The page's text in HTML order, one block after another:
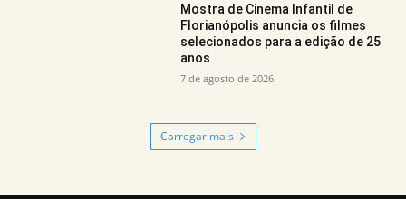
Mostra de Cinema Infantil de
Florianópolis anuncia os filmes
selecionados para a edição de 25
anos
7 de agosto de 2026
Carregar mais